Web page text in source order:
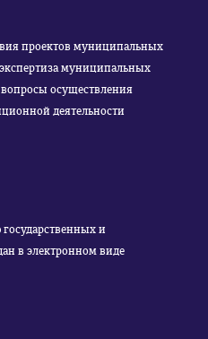
проектов муниципальных
муниципальных
осуществления
деятельности
и
в электронном виде